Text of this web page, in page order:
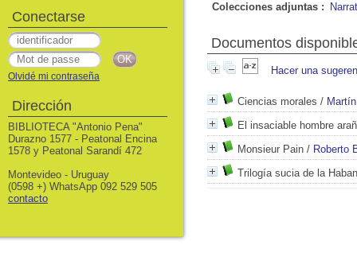
Colecciones adjuntas :
Documentos
Hacer una
Ciencias morales /
El insaciable hombre
Monsieur Pain / Roberto
Trilogía sucia de la
Conectarse
Olvidé mi contraseña
Dirección
BIBLIOTECA "Antonio Pena"
Durazno 1577 - Peatonal Encina
1578 y Peatonal Sarandí 472
Montevideo - Uruguay
(0598 +) WhatsApp 092 529 505
contacto